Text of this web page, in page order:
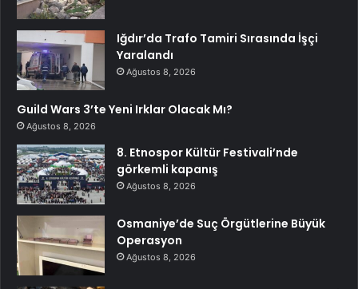
Iğdır’da Trafo Tamiri Sırasında İşçi
Yaralandı
Ağustos 8, 2026
Guild Wars 3’te Yeni Irklar Olacak Mı?
Ağustos 8, 2026
8. Etnospor Kültür Festivali’nde
görkemli kapanış
Ağustos 8, 2026
Osmaniye’de Suç Örgütlerine Büyük
Operasyon
Ağustos 8, 2026